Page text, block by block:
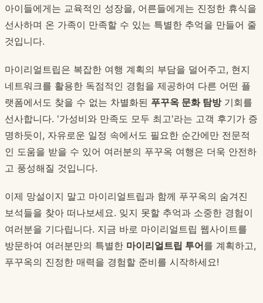
아이들에게는 교육적인 성장을, 어른들에게는 진정한 휴식을
선사하며 온 가족이 만족할 수 있는 특별한 추억을 만들어 줄
것입니다.
마이리얼트립은 복잡한 여행 계획의 부담을 덜어주고, 현지
네트워크를 활용한 독점적인 경험을 제공하여 다른 어떤 플
랫폼에서도 찾을 수 없는 차별화된 푸꾸옥 문화 탐방기회를
선사합니다. '가성비와 만족도 모두 최고'라는 고객 후기가 증
명하듯이, 자유로운 일정 속에서도 필요한 순간에만 전문적
인 도움을 받을 수 있어 여러분의 푸꾸옥 여행은 더욱 안전하
고 풍성해질 것입니다.
이제 망설이지 말고 마이리얼트립과 함께 푸꾸옥의 숨겨진
보석들을 찾아 떠나보세요. 잊지 못할 추억과 소중한 경험이
여러분을 기다립니다. 지금 바로 마이리얼트립 웹사이트를
방문하여 여러분만의 특별한 마이리얼트립 투어를 계획하고,
푸꾸옥의 진정한 매력을 경험할 준비를 시작하세요!